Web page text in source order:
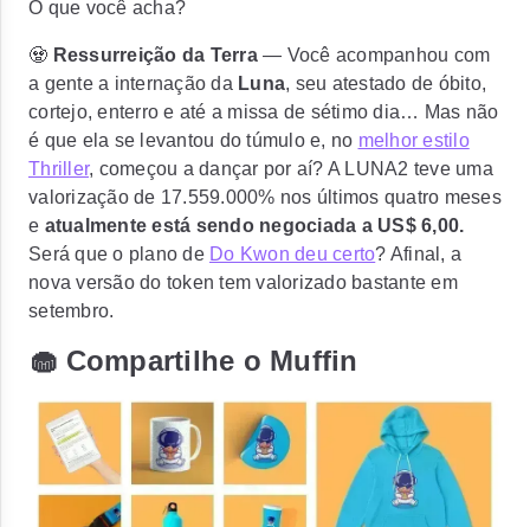
O que você acha?
🧟 Ressurreição da Terra— Você acompanhou com
a gente a internação da Luna, seu atestado de óbito,
cortejo, enterro e até a missa de sétimo dia… Mas não
é que ela se levantou do túmulo e, no melhor estilo
Thriller, começou a dançar por aí? A LUNA2 teve uma
valorização de 17.559.000% nos últimos quatro meses
e atualmente está sendo negociada a US$ 6,00.
Será que o plano de Do Kwon deu certo? Afinal, a
nova versão do token tem valorizado bastante em
setembro.
🧁 Compartilhe o Muffin